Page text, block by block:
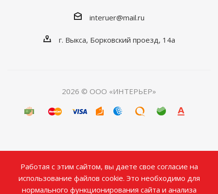
interuer@mail.ru
г. Выкса, Борковский проезд, 14а
2026 © ООО «ИНТЕРЬЕР»
Работая с этим сайтом, вы даете свое согласие на
использование файлов cookie. Это необходимо для
нормального функционирования сайта и анализа